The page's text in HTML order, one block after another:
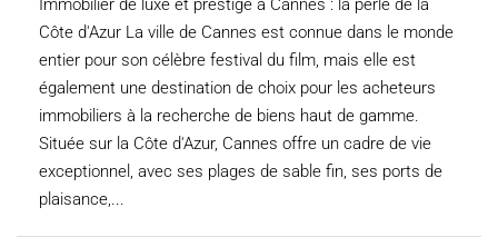
Immobilier de luxe et prestige à Cannes : la perle de la
Côte d'Azur La ville de Cannes est connue dans le monde
entier pour son célèbre festival du film, mais elle est
également une destination de choix pour les acheteurs
immobiliers à la recherche de biens haut de gamme.
Située sur la Côte d'Azur, Cannes offre un cadre de vie
exceptionnel, avec ses plages de sable fin, ses ports de
plaisance,...